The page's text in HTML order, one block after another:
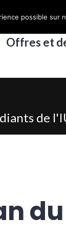
Offres et
de
possible